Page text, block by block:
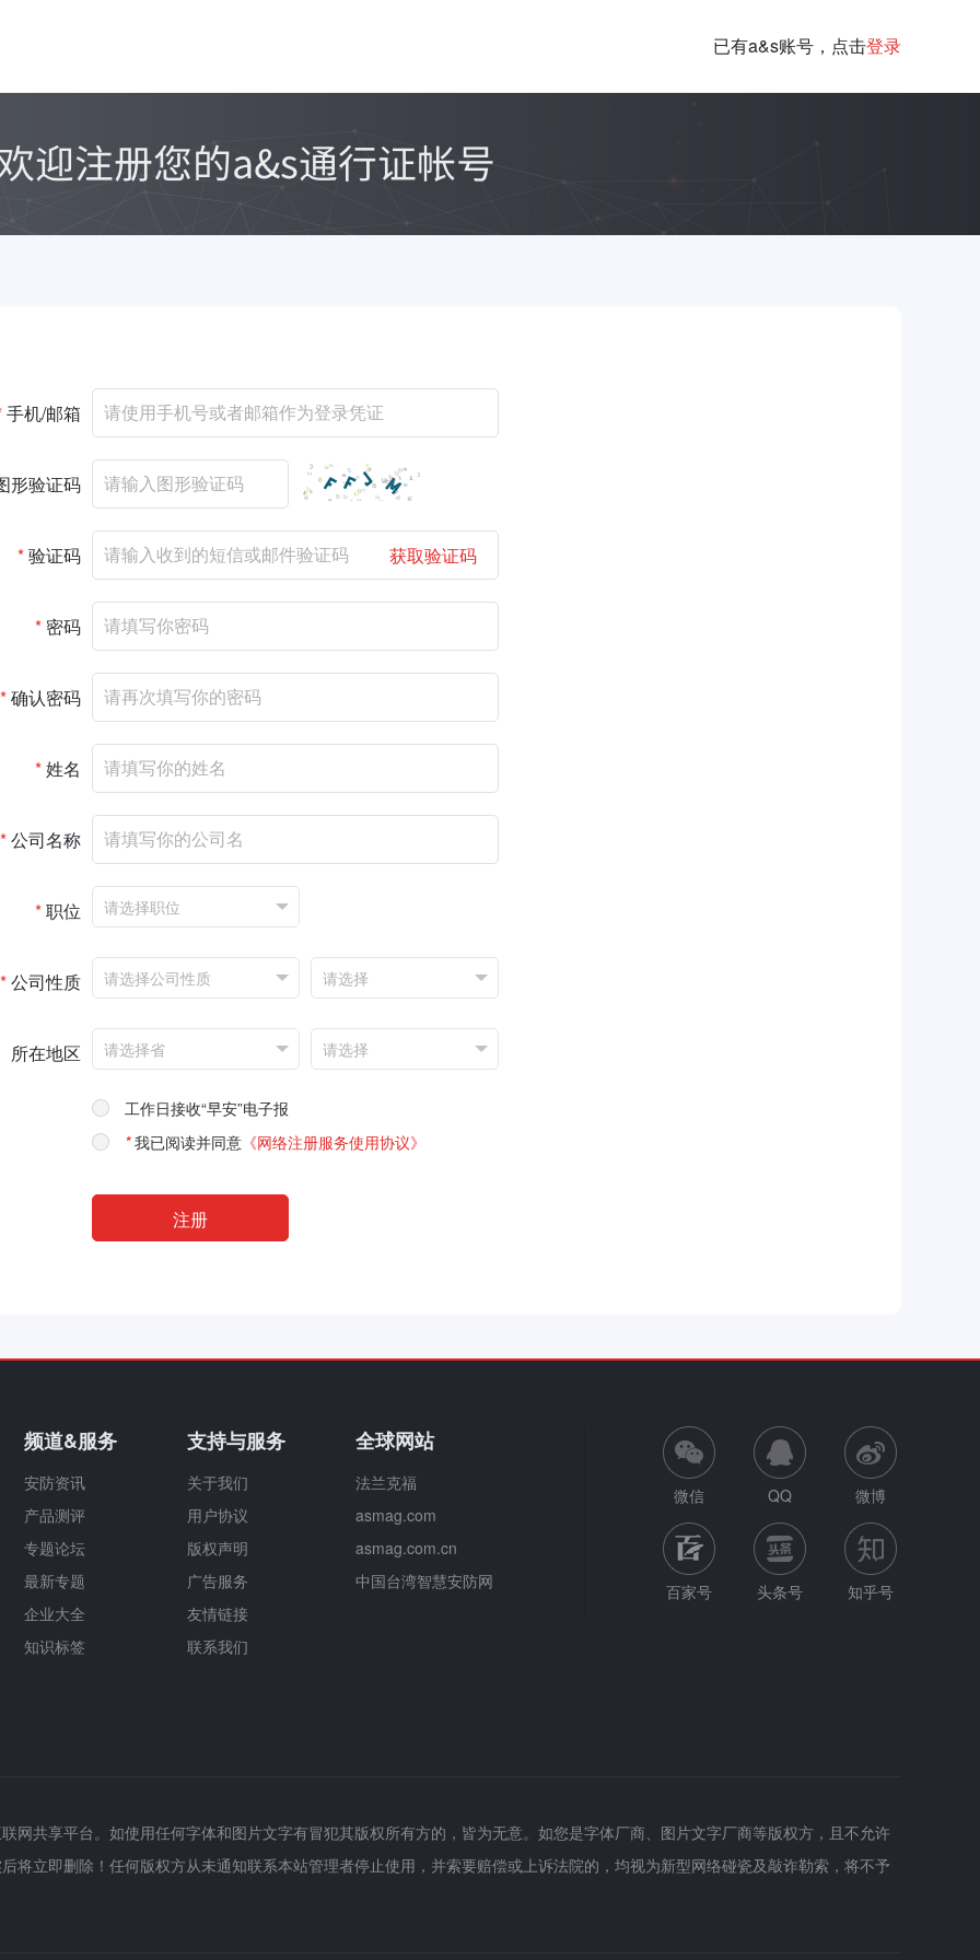
已有a&s账号，点击登录
手机/邮箱
形验证码
*验证码 获取验证码
* 密码
*确认密码
*姓名
*公司名称
*职位
*公司性质
所在地区
工作日接收“早安”电子报
*我已阅读并同意 《网络注册服务使用协议》
频道&服务
安防资讯
产品测评
专题论坛
最新专题
企业大全
知识标签
支持与服务
关于我们
用户协议
版权声明
广告服务
友情链接
联系我们
全球网站
法兰克福
asmag.com
asmag.com.cn
中国台湾智慧安防网
微信 QQ 微博
百家号 头条号 知乎号
网共享平台。如使用任何字体和图片文字有冒犯其版权所有方的，皆为无意。如您是字体厂商、图片文字厂商等版权方，且不允许
将立即删除！任何版权方从未通知联系本站管理者停止使用，并索要赔偿或上诉法院的，均视为新型网络碰瓷及敲诈勒索，将不予